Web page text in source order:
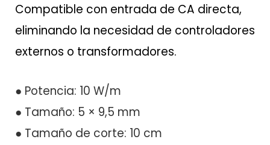
Compatible con entrada de CA directa,
eliminando la necesidad de controladores
externos o transformadores.
● Potencia: 10 W/m
● Tamaño: 5 × 9,5 mm
● Tamaño de corte: 10 cm